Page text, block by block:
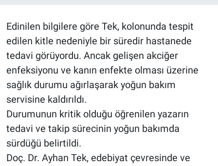
Edinilen bilgilere göre Tek, kolonunda tespit
edilen kitle nedeniyle bir süredir hastanede
tedavi görüyordu. Ancak gelişen akciğer
enfeksiyonu ve kanın enfekte olması üzerine
sağlık durumu ağırlaşarak yoğun bakım
servisine kaldırıldı.
Durumunun kritik olduğu öğrenilen yazarın
tedavi ve takip sürecinin yoğun bakımda
sürdüğü belirtildi.
Doç. Dr. Ayhan Tek, edebiyat çevresinde ve